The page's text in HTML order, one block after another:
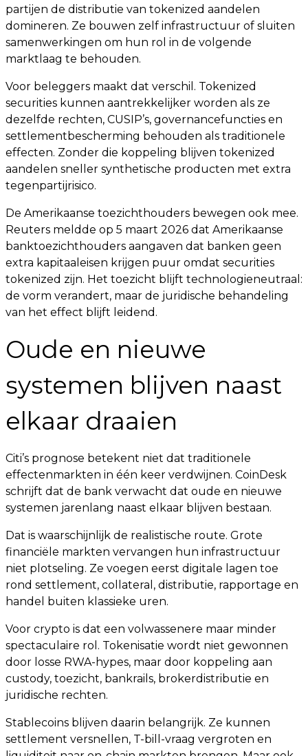
partijen de distributie van tokenized aandelen
domineren. Ze bouwen zelf infrastructuur of sluiten
samenwerkingen om hun rol in de volgende
marktlaag te behouden.
Voor beleggers maakt dat verschil. Tokenized
securities kunnen aantrekkelijker worden als ze
dezelfde rechten, CUSIP’s, governancefuncties en
settlementbescherming behouden als traditionele
effecten. Zonder die koppeling blijven tokenized
aandelen sneller synthetische producten met extra
tegenpartijrisico.
De Amerikaanse toezichthouders bewegen ook mee.
Reuters meldde op 5 maart 2026 dat Amerikaanse
banktoezichthouders aangaven dat banken geen
extra kapitaaleisen krijgen puur omdat securities
tokenized zijn. Het toezicht blijft technologieneutraal:
de vorm verandert, maar de juridische behandeling
van het effect blijft leidend.
Oude en nieuwe
systemen blijven naast
elkaar draaien
Citi’s prognose betekent niet dat traditionele
effectenmarkten in één keer verdwijnen. CoinDesk
schrijft dat de bank verwacht dat oude en nieuwe
systemen jarenlang naast elkaar blijven bestaan.
Dat is waarschijnlijk de realistische route. Grote
financiële markten vervangen hun infrastructuur
niet plotseling. Ze voegen eerst digitale lagen toe
rond settlement, collateral, distributie, rapportage en
handel buiten klassieke uren.
Voor crypto is dat een volwassenere maar minder
spectaculaire rol. Tokenisatie wordt niet gewonnen
door losse RWA-hypes, maar door koppeling aan
custody, toezicht, bankrails, brokerdistributie en
juridische rechten.
Stablecoins blijven daarin belangrijk. Ze kunnen
settlement versnellen, T-bill-vraag vergroten en